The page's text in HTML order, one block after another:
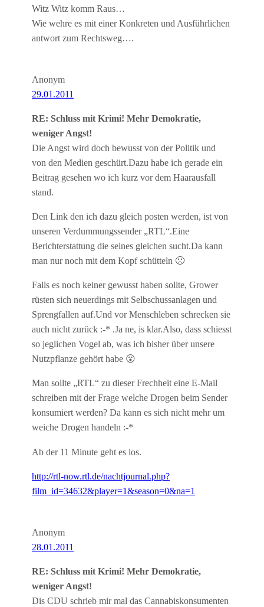
Witz Witz komm Raus…
Wie wehre es mit einer Konkreten und Ausführlichen
antwort zum Rechtsweg….
Anonym
29.01.2011
RE: Schluss mit Krimi! Mehr Demokratie,
weniger Angst!
Die Angst wird doch bewusst von der Politik und
von den Medien geschürt.Dazu habe ich gerade ein
Beitrag gesehen wo ich kurz vor dem Haarausfall
stand.
Den Link den ich dazu gleich posten werden, ist von
unseren Verdummungssender „RTL“.Eine
Berichterstattung die seines gleichen sucht.Da kann
man nur noch mit dem Kopf schütteln 🙁
Falls es noch keiner gewusst haben sollte, Grower
rüsten sich neuerdings mit Selbschussanlagen und
Sprengfallen auf.Und vor Menschleben schrecken sie
auch nicht zurück :-* .Ja ne, is klar.Also, dass schiesst
so jeglichen Vogel ab, was ich bisher über unsere
Nutzpflanze gehört habe 😮
Man sollte „RTL“ zu dieser Frechheit eine E-Mail
schreiben mit der Frage welche Drogen beim Sender
konsumiert werden? Da kann es sich nicht mehr um
weiche Drogen handeln :-*
Ab der 11 Minute geht es los.
http://rtl-now.rtl.de/nachtjournal.php?
film_id=34632&player=1&season=0&na=1
Anonym
28.01.2011
RE: Schluss mit Krimi! Mehr Demokratie,
weniger Angst!
Dis CDU schrieb mir mal das Cannabiskonsumenten